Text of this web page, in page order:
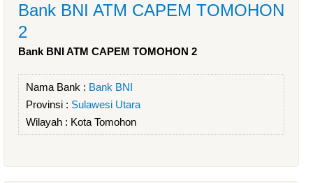
Bank BNI ATM CAPEM TOMOHON
2
Bank BNI ATM CAPEM TOMOHON 2
Nama Bank : Bank BNI
Provinsi : Sulawesi Utara
Wilayah : Kota Tomohon